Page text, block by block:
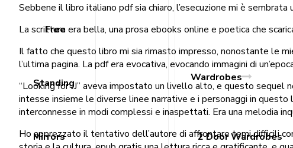
Free
Standing
Mirrors
Wardrobes
2 Door Wardrobes
Sebbene il libro italiano pdf sia chiaro, l’esecuzione mi è
La scrittura era bella, una prosa ebooks online e poetica che
Il fatto che questo libro mi sia rimasto impresso, nonostante le
l’ultima pagina. La pdf era evocativa, evocando immagini di
“Looking for JJ” aveva impostato un livello alto, e questo sequel
intesse insieme le diverse linee narrative e i personaggi in
interconnesse in modi complessi e inaspettati. Era una melodia
Ho apprezzato il tentativo dell’autore di affrontare temi difficili